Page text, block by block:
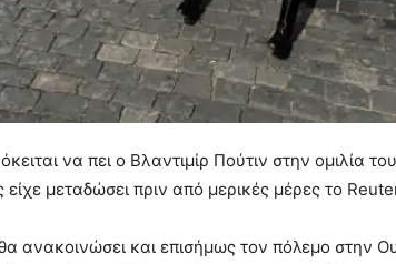
να πει ο Βλαντιμίρ Πούτιν στην ομιλία
είχε μεταδώσει πριν από μερικές μέρες τo
θα ανακοινώσει και επισήμως τον πόλεμο στην